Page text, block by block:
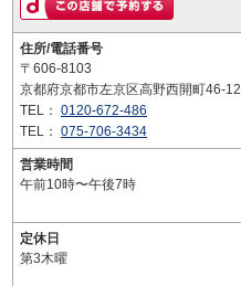
住所/電話番号
〒606-8103
京都府京都市左京区高野西開町46-12
TEL： 0120-672-486
TEL： 075-706-3434
営業時間
午前10時〜午後7時
定休日
第3木曜